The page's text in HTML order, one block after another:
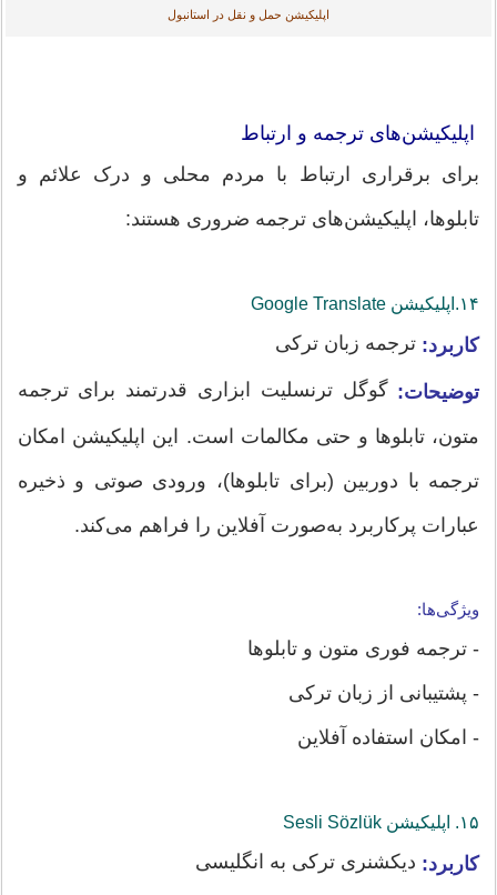
اپلیکیشن حمل و نقل در استانبول
اپلیکیشن‌های ترجمه و ارتباط
برای برقراری ارتباط با مردم محلی و درک علائم و
تابلوها، اپلیکیشن‌های ترجمه ضروری هستند:
۱۴.اپلیکیشن‌ Google Translate
کاربرد: ترجمه زبان ترکی
توضیحات: گوگل ترنسلیت ابزاری قدرتمند برای ترجمه
متون، تابلوها و حتی مکالمات است. این اپلیکیشن امکان
ترجمه با دوربین (برای تابلوها)، ورودی صوتی و ذخیره
عبارات پرکاربرد به‌صورت آفلاین را فراهم می‌کند.
ویژگی‌ها:
- ترجمه فوری متون و تابلوها
- پشتیبانی از زبان ترکی
- امکان استفاده آفلاین
۱۵. اپلیکیشن‌ Sesli Sözlük
کاربرد: دیکشنری ترکی به انگلیسی